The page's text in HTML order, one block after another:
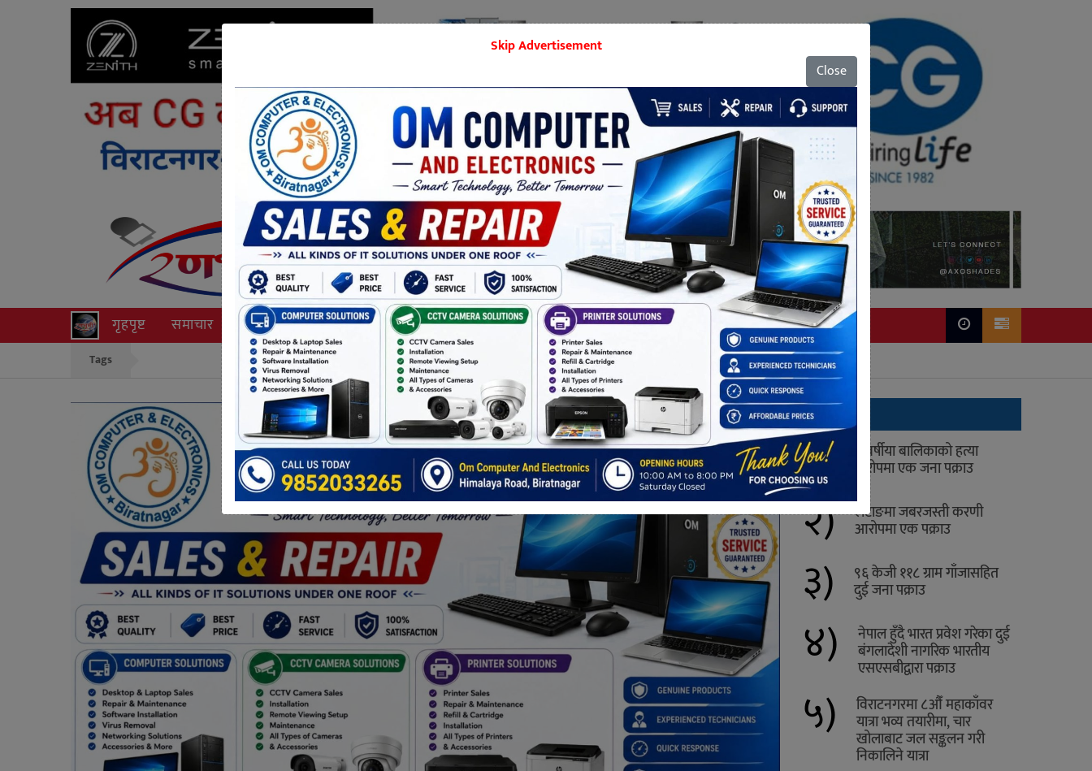
गृहपृष्ट समाचार राजनीति अपराध बिराटनगर मनोरञ्जन शिक्षा समाज खेलकुद
Tags
ताजा
१) ४ वर्षीया बालिकाको हत्या
आरोपमा एक जना पक्राउ
२) लेटाङमा जबरजस्ती करणी
आरोपमा एक पक्राउ
३) ९६ केजी ११८ ग्राम गाँजासहित
दुई जना पक्राउ
४) नेपाल हुँदै भारत प्रवेश गरेका दुई
बंगलादेशी नागरिक भारतीय
एसएसबीद्वारा पक्राउ
५) विराटनगरमा ८औँ महाकाँवर
यात्रा भव्य तयारीमा, चार
खोलाबाट जल सङ्कलन गरी
निकालिने यात्रा
Skip Advertisement
Close